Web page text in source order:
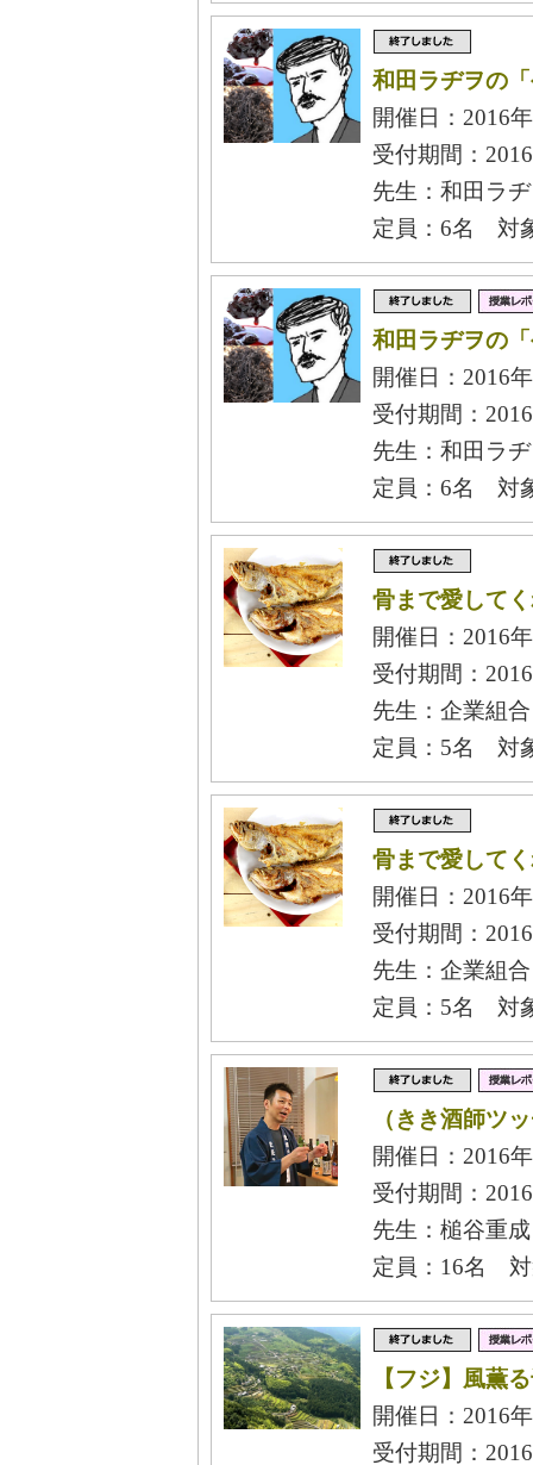
和田ラヂヲの
開催日：2016
受付期間：
先生：和田ラ
定員：6名 対
和田ラヂヲの
開催日：2016
受付期間：
先生：和田ラ
定員：6名 対
骨まで愛して
開催日：2016
受付期間：
先生：企業組
定員：5名 対
骨まで愛して
開催日：2016
受付期間：
先生：企業組
定員：5名 対
（きき酒師ツ
開催日：2016
受付期間：
先生：槌谷重
定員：16名 対
【フジ】風薫
開催日：2016
受付期間：